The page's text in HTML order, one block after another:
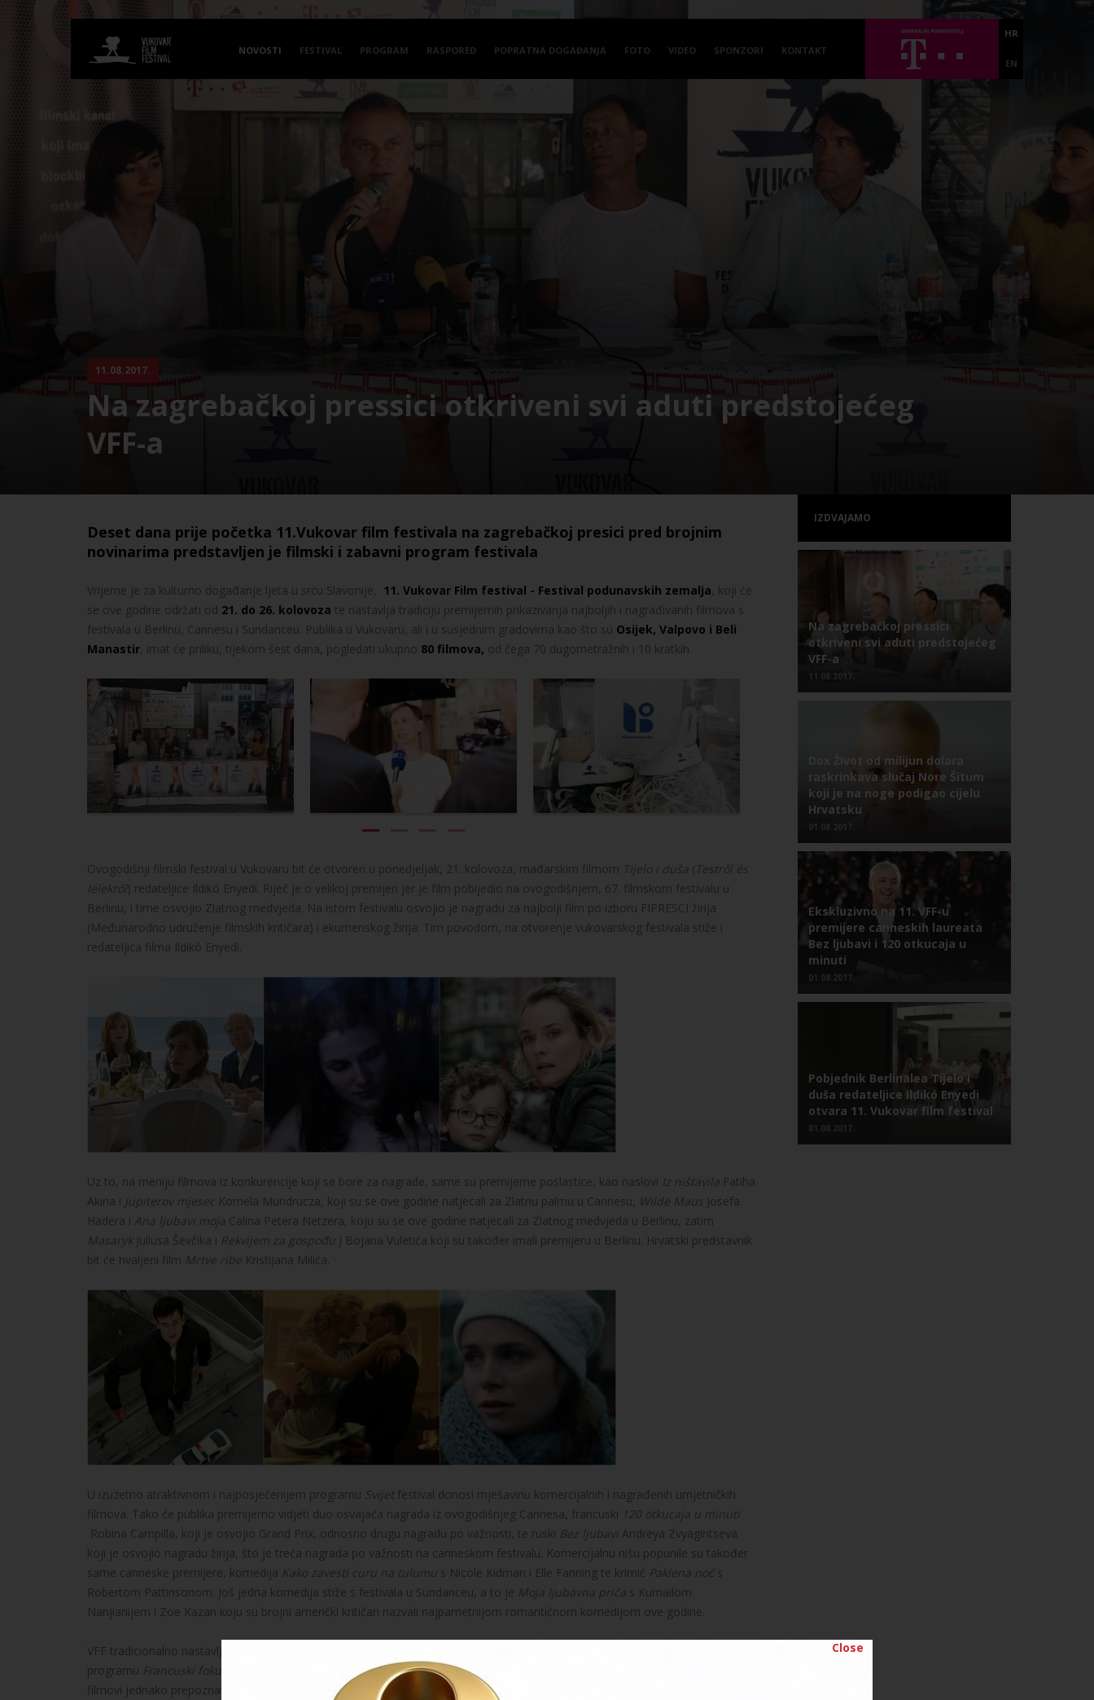
NOVOSTI FESTIVAL PROGRAM RASPORED POPRATNA DOGAĐANJA FOTO VIDEO SPONZORI KONTAKT
HR
EN
Close
11.08.2017.
Na zagrebačkoj pressici otkriveni svi aduti predstojećeg
VFF-a
Deset dana prije početka 11.Vukovar film festivala na zagrebačkoj presici pred brojnim
novinarima predstavljen je filmski i zabavni program festivala
Vrijeme je za kulturno događanje ljeta u srcu Slavonije, 11. Vukovar Film festival - Festival podunavskih zemalja, koji će
se ove godine održati od 21. do 26. kolovoza te nastavlja tradiciju premijernih prikazivanja najboljih i nagrađivanih filmova s
festivala u Berlinu, Cannesu i Sundanceu. Publika u Vukovaru, ali i u susjednim gradovima kao što su Osijek, Valpovo i Beli
Manastir, imat će priliku, tijekom šest dana, pogledati ukupno 80 filmova, od čega 70 dugometražnih i 10 kratkih.
Ovogodišnji filmski festival u Vukovaru bit će otvoren u ponedjeljak, 21. kolovoza, mađarskim filmom Tijelo i duša ( Testről és
lélekről) redateljice Ildikó Enyedi. Riječ je o velikoj premijeri jer je film pobijedio na ovogodišnjem, 67. filmskom festivalu u
Berlinu, i time osvojio Zlatnog medvjeda. Na istom festivalu osvojio je nagradu za najbolji film po izboru FIPRESCI žirija
(Međunarodno udruženje filmskih kritičara) i ekumenskog žirija. Tim povodom, na otvorenje vukovarskog festivala stiže i
redateljica filma Ildikó Enyedi.
Uz to, na meniju filmova iz konkurencije koji se bore za nagrade, same su premijerne poslastice, kao naslovi Iz ništavila Fatiha
Akina i Jupiterov mjesec Kornela Mundrucza, koji su se ove godine natjecali za Zlatnu palmu u Cannesu, Wilde Maus Josefa
Hadera i Ana ljubavi moja Calina Petera Netzera, koju su se ove godine natjecali za Zlatnog medvjeda u Berlinu, zatim
Masaryk Juliusa Ševčika i Rekvijem za gospođu J Bojana Vuletića koji su također imali premijeru u Berlinu. Hrvatski predstavnik
bit će hvaljeni film Mrtve ribe Kristijana Milića.
U izuzetno atraktivnom i najposjećenijem programu Svijet festival donosi mješavinu komercijalnih i nagrađenih umjetničkih
filmova. Tako će publika premijerno vidjeti duo osvajača nagrada iz ovogodišnjeg Cannesa, francuski 120 otkucaja u minuti
Robina Campilla, koji je osvojio Grand Prix, odnosno drugu nagradu po važnosti, te ruski Bez ljubavi Andreya Zvyagintseva
koji je osvojio nagradu žirija, što je treća nagrada po važnosti na canneskom festivalu. Komercijalnu nišu popunile su također
same canneske premijere, komedija Kako zavesti curu na tulumu s Nicole Kidman i Elle Fanning te krimić Paklena noć s
Robertom Pattinsonom. Još jedna komedija stiže s festivala u Sundanceu, a to je Moja ljubavna priča s Kumailom
Nanjianijem i Zoe Kazan koju su brojni američki kritičari nazvali najpametnijom romantičnom komedijom ove godine.
VFF tradicionalno nastavlja i s prikazivanjem najboljih skandinavskih filmova u programu
programu Francuski fokus
, a tu je i nevjerojatno uspješan program uveden prošle godine, a to su komercijalni dokumentarni
filmovi jednako prepoznati od publike, kritike i medija, a za festival ih je birao Đelo Hadžiselimović. Ti filmovi prikazuju se na
IZDVAJAMO
Na zagrebačkoj pressici
otkriveni svi aduti predstojećeg
VFF-a
11.08.2017.
Dox Život od milijun dolara
raskrinkava slučaj Nore Šitum
koji je na noge podigao cijelu
Hrvatsku
01.08.2017.
Ekskluzivno na 11. VFF-u
premijere canneskih laureata
Bez ljubavi i 120 otkucaja u
minuti
01.08.2017.
Pobjednik Berlinalea Tijelo i
duša redateljice Ildikó Enyedi
otvara 11. Vukovar film festival
01.08.2017.